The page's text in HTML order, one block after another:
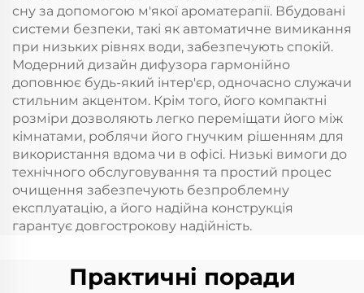
сну за допомогою м'якої ароматерапії. Вбудовані
системи безпеки, такі як автоматичне вимикання
при низьких рівнях води, забезпечують спокій.
Модерний дизайн дифузора гармонійно
доповнює будь-який інтер'єр, одночасно служачи
стильним акцентом. Крім того, його компактні
розміри дозволяють легко переміщати його між
кімнатами, роблячи його гнучким рішенням для
використання вдома чи в офісі. Низькі вимоги до
технічного обслуговування та простий процес
очищення забезпечують безпроблемну
експлуатацію, а його надійна конструкція
гарантує довгострокову надійність.
Практичні поради